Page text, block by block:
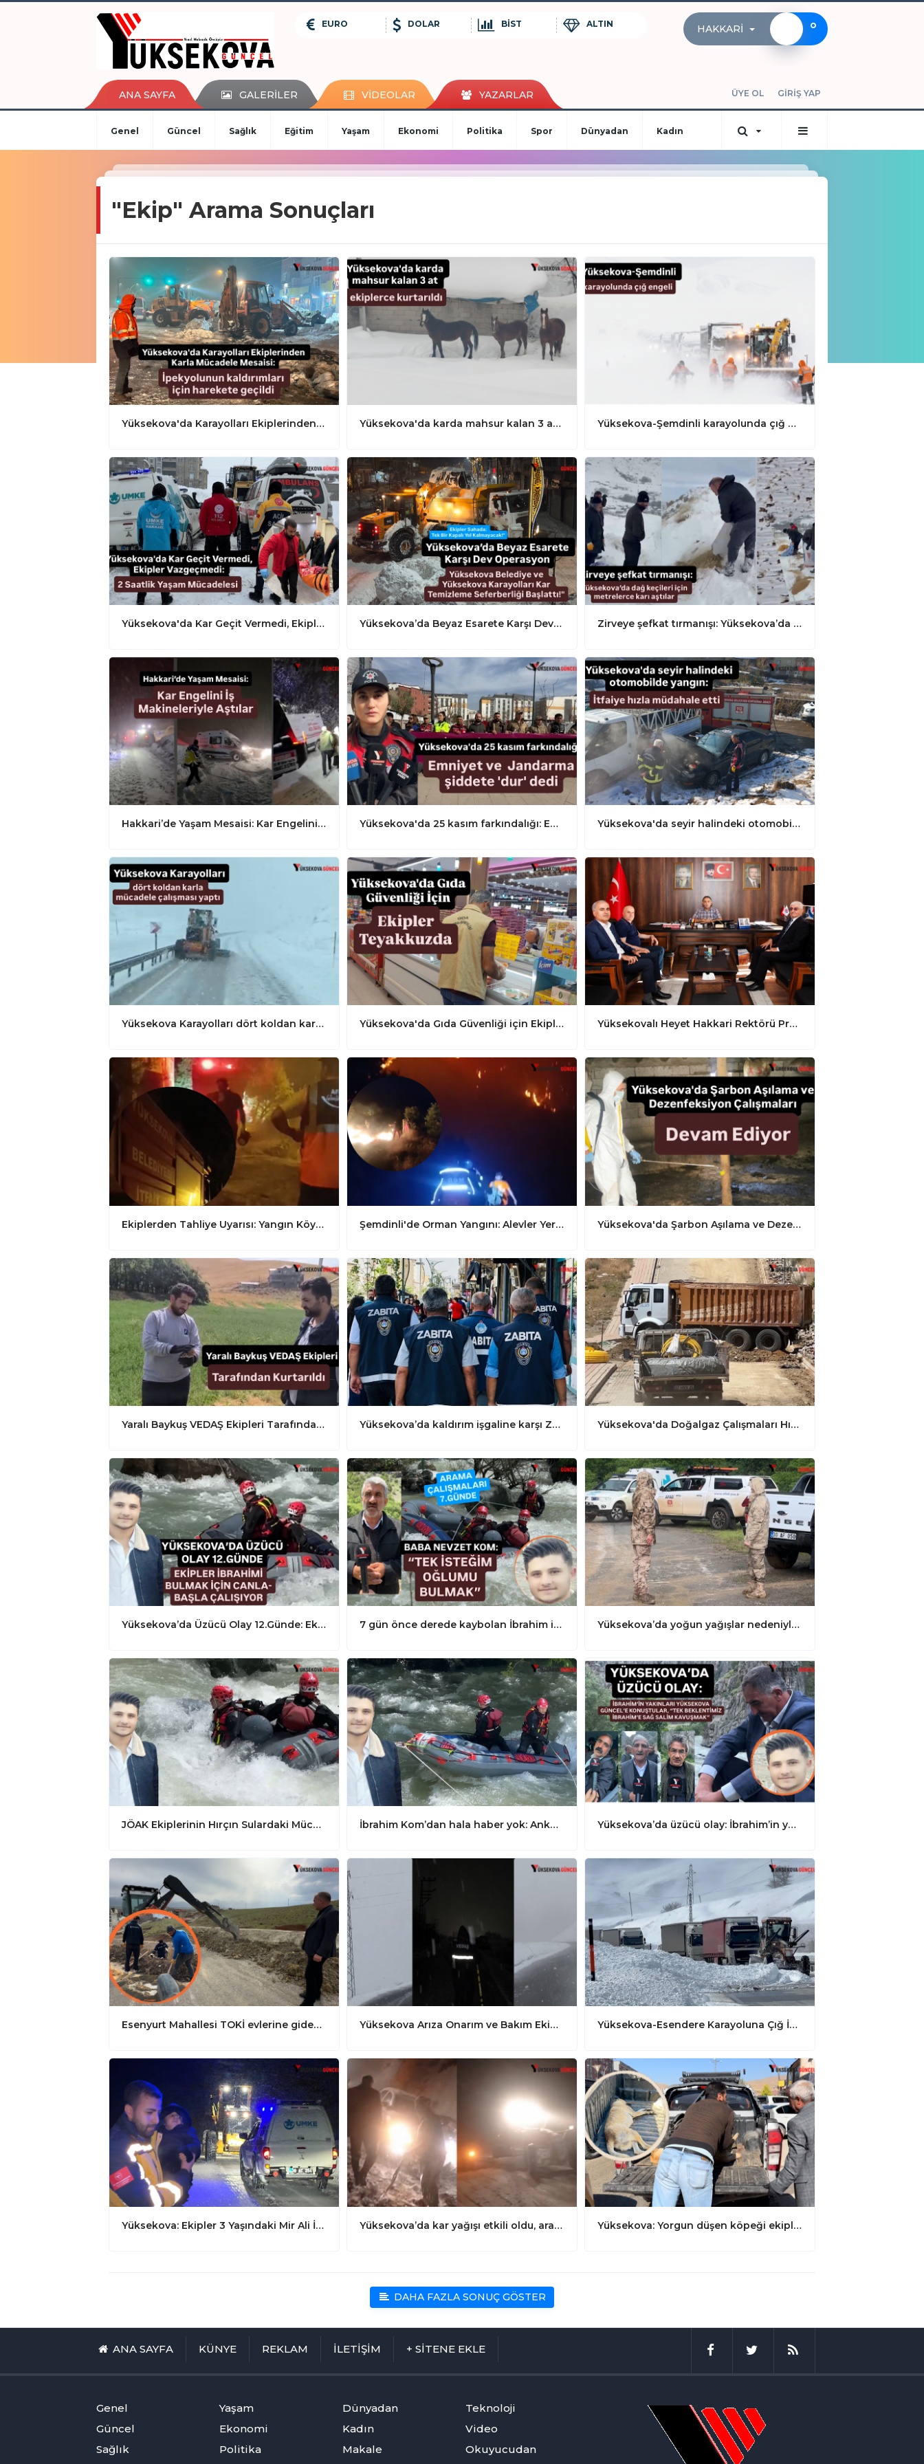
kaçak bahis
deneme bonusu veren siteler
EURO DOLAR BİST ALTIN HAKKARI °
ANA SAYFA GALERİLER VİDEOLAR YAZARLAR ÜYE OL GİRİŞ YAP
Genel Güncel Sağlık Eğitim Yaşam Ekonomi Politika Spor Dünyadan Kadın
"Ekip" Arama Sonuçları
Yüksekova'da Karayolları Ekiplerinden Karla Mücadele Mesaisi: İpekyolunun kaldırımları için harekete geçildi Yüksekova'da karda mahsur kalan 3 at ekiplerce kurtarıldı Yüksekova-Şemdinli karayolunda çığ engeli
Yüksekova'da Kar Geçit Vermedi, Ekipler Vazgeçmedi: 2 Saatlik Yaşam Mücadelesi Yüksekova’da Beyaz Esarete Karşı Dev Operasyon: “Yüksekova Belediyesi ve Yüksekova Karayolları Kar Temizleme Seferberliği Başlattı” Zirveye şefkat tırmanışı: Yüksekova’da dağ keçileri için metrelerce karı aştılar
Hakkari’de Yaşam Mesaisi: Kar Engelini İş Makineleriyle Aştılar Yüksekova'da 25 kasım farkındalığı: Emniyet ve Jandarma şiddete 'dur' dedi Yüksekova'da seyir halindeki otomobilde yangın: İtfaiye hızla müdahale etti
Yüksekova Karayolları dört koldan karla mücadele çalışması yaptı Yüksekova'da Gıda Güvenliği için Ekipler Teyakkuzda Yüksekovalı Heyet Hakkari Rektörü Prof.Dr.Musa Gençcelep’i Makamında Ziyaret Etti
Ekiplerden Tahliye Uyarısı: Yangın Köyü Tehdit Ediyor Şemdinli'de Orman Yangını: Alevler Yerleşim Yerine Ulaştı, Ekipler Müdahale Ediyor Yüksekova'da Şarbon Aşılama ve Dezenfeksiyon Çalışmaları Devam Ediyor
Yaralı Baykuş VEDAŞ Ekipleri Tarafından Kurtarıldı Yüksekova’da kaldırım işgaline karşı Zabıta Ekipleri Denetimlerini Sıkı Şekilde Sürdürüyor Yüksekova'da Doğalgaz Çalışmaları Hız Kesmiyor: 5 Mahallede Doğalgaz Çalışması Devam Ediyor
Yüksekova’da Üzücü Olay 12.Günde: Ekipler İbrahimi Bulmak İçin Canla-Başla Çalışıyor 7 gün önce derede kaybolan İbrahim için JÖAK ekibi devreye girdi: Arama çalışmaları yeniden başlandı Yüksekova’da yoğun yağışlar nedeniyle çalışmalara ara verildi
JÖAK Ekiplerinin Hırçın Sulardaki Mücadelesi: İbrahim Kom'un İzinde Saniye Saniye Yürekleri Ağzına Getiren Anlar İbrahim Kom’dan hala haber yok: Ankaradan gelen özel 18 JÖAK ekipleri tarafından aramaya başlandı Yüksekova’da üzücü olay: İbrahim’in yakınları Yüksekova Güncel’e konuştular, “Tek Beklentimiz İbrahim’e Sağ Salim Kavuşmak”
Esenyurt Mahallesi TOKİ evlerine giden yola Sokak Aydınlatmaları için çalışmalara başlandı Yüksekova Arıza Onarım ve Bakım Ekibi, yoğun kar yağışına rağmen arzaları giderdiler Yüksekova-Esendere Karayoluna Çığ İndi: Ekipler Müdahalede Bulundu
Yüksekova: Ekipler 3 Yaşındaki Mir Ali İçin Seferber Oldu Yüksekova’da kar yağışı etkili oldu, araçlar yolda mahsur kaldı Yüksekova: Yorgun düşen köpeği ekipler tedavi altına aldı
DAHA FAZLA SONUÇ GÖSTER
ANA SAYFA KÜNYE REKLAM İLETİŞİM + SİTENE EKLE
Genel
Güncel
Sağlık
Yaşam
Ekonomi
Politika
Dünyadan
Kadın
Makale
Teknoloji
Video
Okuyucudan